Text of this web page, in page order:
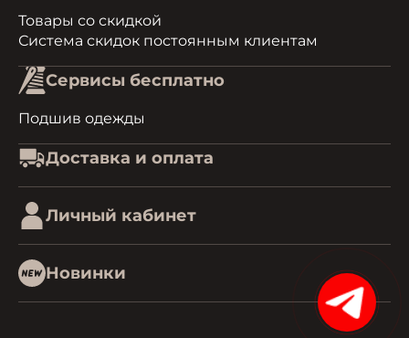
Товары со скидкой
Система скидок постоянным клиентам
Сервисы бесплатно
Подшив одежды
Доставка и оплата
Личный кабинет
Новинки
15%